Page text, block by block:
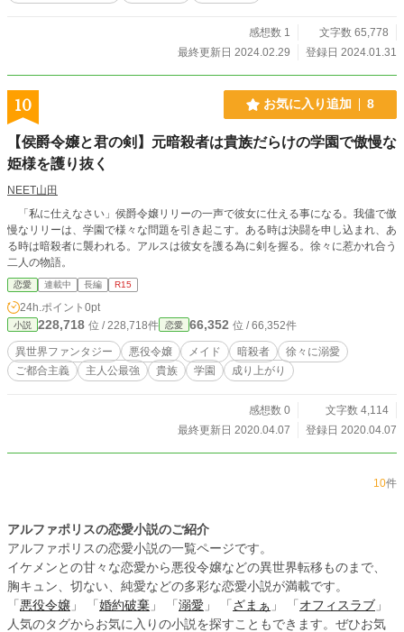
感想数 1
文字数 65,778
最終更新日 2024.02.29
登録日 2024.01.31
10 お気に入り追加 8
【侯爵令嬢と君の剣】元暗殺者は貴族だらけの学園で傲慢な
姫様を護り抜く
NEET山田
「私に仕えなさい」侯爵令嬢リリーの一声で彼女に仕える事になる。我儘で傲
慢なリリーは、学園で様々な問題を引き起こす。ある時は決闘を申し込まれ、あ
る時は暗殺者に襲われる。アルスは彼女を護る為に剣を握る。徐々に惹かれ合う
二人の物語。
恋愛 連載中 長編 R15
24h.ポイント 0pt
小説 228,718 位 / 228,718件 恋愛 66,352 位 / 66,352件
異世界ファンタジー 悪役令嬢 メイド 暗殺者
徐々に溺愛
ご都合主義
主人公最強 貴族 学園 成り上がり
感想数 0
文字数 4,114
最終更新日 2020.04.07
登録日 2020.04.07
10件
アルファポリスの恋愛小説のご紹介
アルファポリスの恋愛小説の一覧ページです。
イケメンとの甘々な恋愛から悪役令嬢などの異世界転移ものまで、
胸キュン、切ない、純愛などの多彩な恋愛小説が満載です。
「 悪役令嬢 」 「 婚約破棄 」 「 溺愛 」 「 ざまぁ 」 「 オフィスラブ 」
人気のタグからお気に入りの小説を探すこともできます。ぜひお気